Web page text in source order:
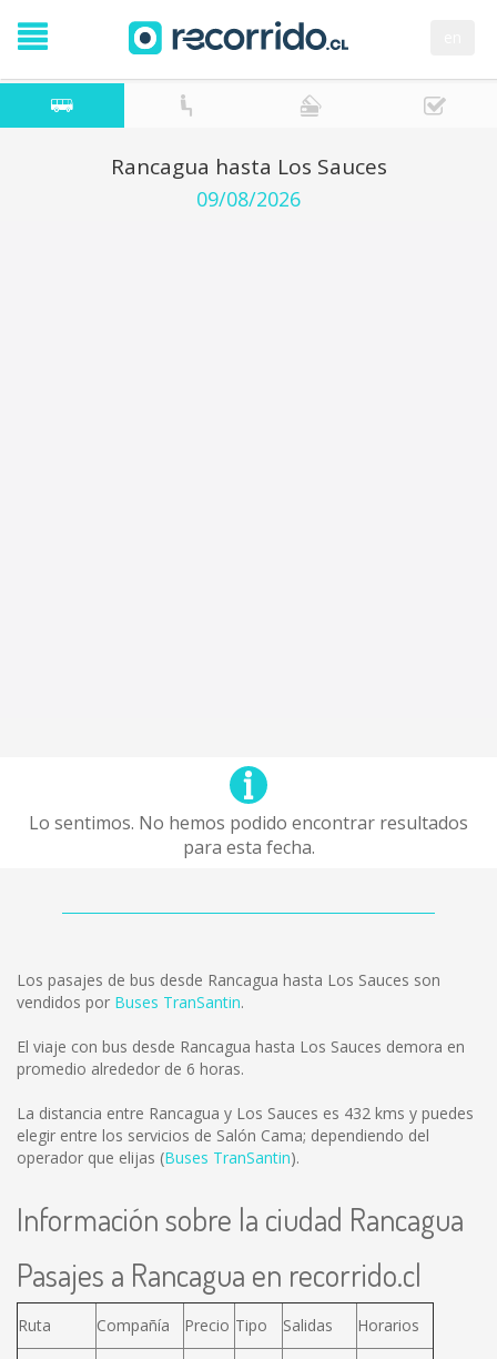
Rancagua hasta Los Sauces
09/08/2026
Lo sentimos. No hemos podido encontrar resultados
para esta fecha.
Los pasajes de bus desde Rancagua hasta Los Sauces son
vendidos por Buses TranSantin.
El viaje con bus desde Rancagua hasta Los Sauces demora en
promedio alrededor de 6 horas.
La distancia entre Rancagua y Los Sauces es 432 kms y puedes
elegir entre los servicios de Salón Cama; dependiendo del
operador que elijas (Buses TranSantin).
Información sobre la ciudad Rancagua
Pasajes a Rancagua en recorrido.cl
Ruta Compañía Precio Tipo Salidas Horarios